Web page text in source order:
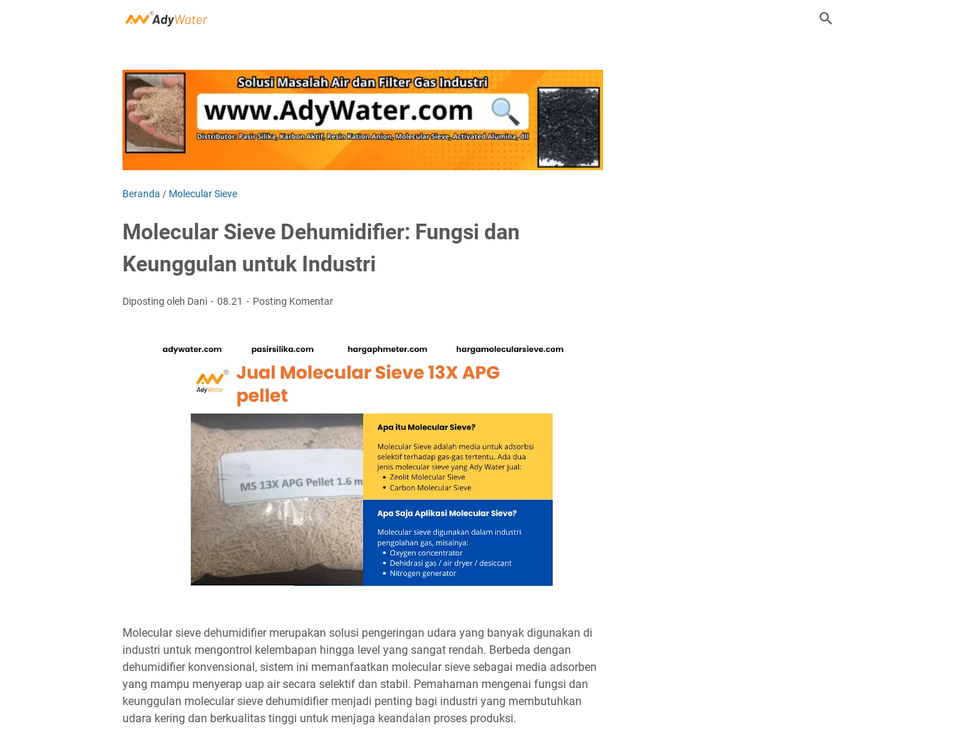
Beranda / Molecular Sieve
Molecular Sieve Dehumidifier: Fungsi dan
Keunggulan untuk Industri
Diposting oleh Dani 08.21 Posting Komentar
Molecular sieve dehumidifier merupakan solusi pengeringan udara yang banyak digunakan di
industri untuk mengontrol kelembapan hingga level yang sangat rendah. Berbeda dengan
dehumidifier konvensional, sistem ini memanfaatkan molecular sieve sebagai media adsorben
yang mampu menyerap uap air secara selektif dan stabil. Pemahaman mengenai fungsi dan
keunggulan molecular sieve dehumidifier menjadi penting bagi industri yang membutuhkan
udara kering dan berkualitas tinggi untuk menjaga keandalan proses produksi.